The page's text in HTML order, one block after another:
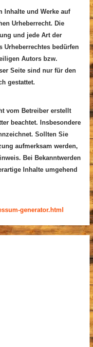
Inhalte und Werke auf
Urheberrecht. Die
und jede Art der
Urheberrechtes bedürfen
Autors bzw.
Seite sind nur für den
gestattet.
vom Betreiber erstellt
beachtet. Insbesondere
Sollten Sie
aufmerksam werden,
Bei Bekanntwerden
Inhalte umgehend
generator.html